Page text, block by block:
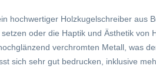
hochwertiger Holzkugelschreiber aus
oder die Haptik und Ästhetik von
verchromten Metall, was
sich sehr gut bedrucken, inklusive